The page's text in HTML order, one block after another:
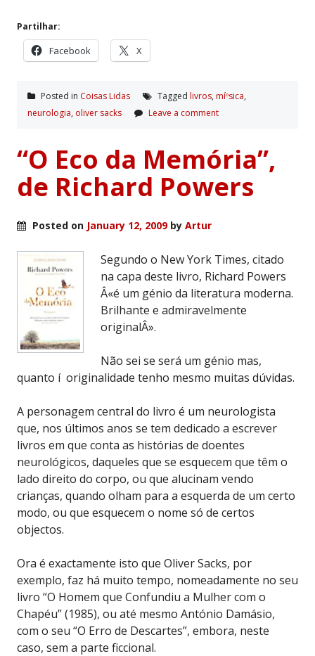
Partilhar:
Facebook X
Posted in Coisas Lidas Tagged livros, míºsica,
neurologia, oliver sacks Leave a comment
“O Eco da Memória”,
de Richard Powers
Posted on January 12, 2009by Artur
Segundo o New York Times, citado
na capa deste livro, Richard Powers
Â«é um génio da literatura moderna.
Brilhante e admiravelmente
originalÂ».
Não sei se será um génio mas,
quanto í originalidade tenho mesmo muitas dúvidas.
A personagem central do livro é um neurologista
que, nos últimos anos se tem dedicado a escrever
livros em que conta as histórias de doentes
neurológicos, daqueles que se esquecem que têm o
lado direito do corpo, ou que alucinam vendo
crianças, quando olham para a esquerda de um certo
modo, ou que esquecem o nome só de certos
objectos.
Ora é exactamente isto que Oliver Sacks, por
exemplo, faz há muito tempo, nomeadamente no seu
livro “O Homem que Confundiu a Mulher com o
Chapéu” (1985), ou até mesmo António Damásio,
com o seu “O Erro de Descartes”, embora, neste
caso, sem a parte ficcional.